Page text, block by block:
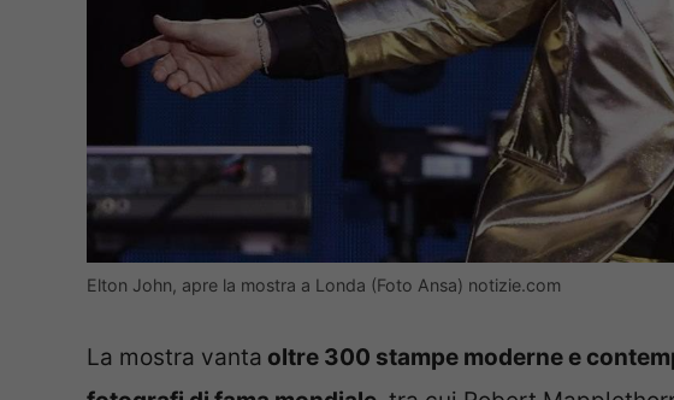
Elton John, apre la mostra a Londa (Foto Ansa) notizie.com
La mostra vanta oltre 300 stampe moderne e